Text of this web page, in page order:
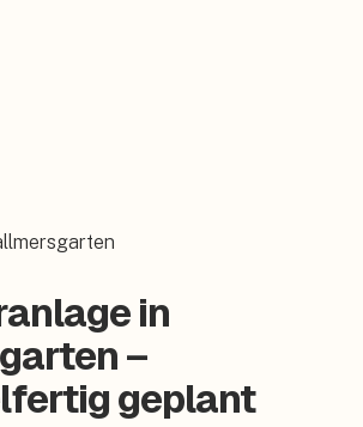
in
–
geplant